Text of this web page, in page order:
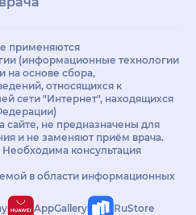
применяются
(информационные технологии
на основе сбора,
относящихся к
сети "Интернет", находящихся
не предназначены для
и не заменяют приём врача.
консультация
в области информационных
AppGallery RuStore